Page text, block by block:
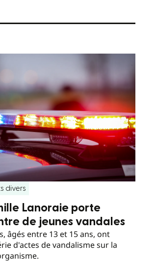
divers
Lanoraie porte
de jeunes vandales
âgés entre 13 et 15 ans, ont
d'actes de vandalisme sur la